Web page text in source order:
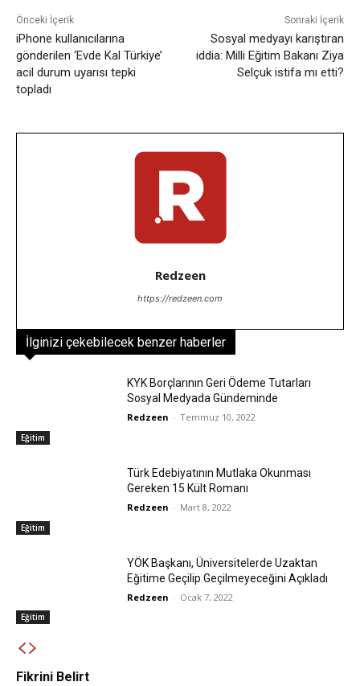
Önceki İçerik
iPhone kullanıcılarına
gönderilen ‘Evde Kal Türkiye’
acil durum uyarısı tepki
topladı
Sonraki İçerik
Sosyal medyayı karıştıran
iddia: Milli Eğitim Bakanı Ziya
Selçuk istifa mı etti?
Redzeen
https://redzeen.com
İlginizi çekebilecek benzer haberler
Eğitim
KYK Borçlarının Geri Ödeme Tutarları
Sosyal Medyada Gündeminde
Redzeen - Temmuz 10, 2022
Eğitim
Türk Edebiyatının Mutlaka Okunması
Gereken 15 Kült Romanı
Redzeen - Mart 8, 2022
Eğitim
YÖK Başkanı, Üniversitelerde Uzaktan
Eğitime Geçilip Geçilmeyeceğini Açıkladı
Redzeen - Ocak 7, 2022
Fikrini Belirt